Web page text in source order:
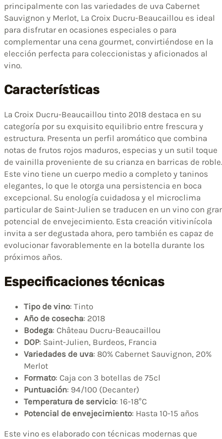
principalmente con las variedades de uva Cabernet
Sauvignon y Merlot, La Croix Ducru-Beaucaillou es ideal
para disfrutar en ocasiones especiales o para
complementar una cena gourmet, convirtiéndose en la
elección perfecta para coleccionistas y aficionados al
vino.
Características
La Croix Ducru-Beaucaillou tinto 2018 destaca en su
categoría por su exquisito equilibrio entre frescura y
estructura. Presenta un perfil aromático que combina
notas de frutos rojos maduros, especias y un sutil toque
de vainilla proveniente de su crianza en barricas de roble.
Este vino tiene un cuerpo medio a completo y taninos
elegantes, lo que le otorga una persistencia en boca
excepcional. Su enología cuidadosa y el microclima
particular de Saint-Julien se traducen en un vino con
potencial de envejecimiento. Esta creación vitivinícola
invita a ser degustada ahora, pero también es capaz de
evolucionar favorablemente en la botella durante los
próximos años.
Especificaciones técnicas
Tipo de vino: Tinto
Año de cosecha: 2018
Bodega: Château Ducru-Beaucaillou
DOP: Saint-Julien, Burdeos, Francia
Variedades de uva: 80% Cabernet Sauvignon, 20%
Merlot
Formato: Caja con 3 botellas de 75cl
Puntuación: 94/100 (Decanter)
Temperatura de servicio: 16-18°C
Potencial de envejecimiento: Hasta 10-15 años
Este vino es elaborado con técnicas modernas que